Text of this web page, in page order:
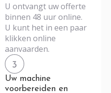
U ontvangt uw offerte
binnen 48 uur online.
U kunt het in een paar
klikken online
aanvaarden.
Uw machine
voorbereiden en